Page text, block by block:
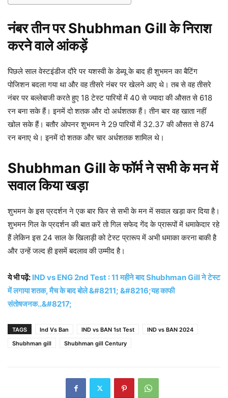
नंबर तीन पर Shubhman Gill के निराश
करने वाले आंकड़ें
पिछले साल वेस्टइंडीज दौरे पर यशस्वी के डेब्यू के बाद ही शुभमन का बैटिंग
पोजिशन बदला गया था और वह तीसरे नंबर पर खेलने आए थे। तब से वह तीसरे
नंबर पर बल्लेबाजी करते हुए 18 टेस्ट पारियों में 40 से ज्यादा की औसत से 618
रन बना सके हैं। इनमें दो शतक और दो अर्धशतक हैं। तीन बार वह खाता नहीं
खोल सके हैं। बतौर ओपनर शुभमन ने 29 पारियों में 32.37 की औसत से 874
रन बनाए थे। इनमें दो शतक और चार अर्धशतक शामिल थे।
Shubhman Gill के फॉर्म ने सभी के मन में
सवाल किया खड़ा
शुभमन के इस प्रदर्शन ने एक बार फिर से सभी के मन में सवाल खड़ा कर दिया है।
शुभमन गिल के प्रदर्शन की बात करें तो गिल सफेद गेंद के प्रारूपों में धमाकेदार रहे
हैं लेकिन इस 24 साल के खिलाड़ी को टेस्ट प्रारूप में अभी धमाका करना बाकी है
और उन्हें जल्द ही इसमें बदलाव की उम्मीद है।
ये भी पढ़ें: IND vs ENG 2nd Test : 11 महीने बाद Shubhman Gill ने टेस्ट
में लगाया शतक, मैच के बाद बोले &#8211; &#8216;यह काफी
संतोषजनक..&#8217;
TAGS Ind Vs Ban IND vs BAN 1st Test
IND vs BAN 2024
Shubhman gill
Shubhman gill Century